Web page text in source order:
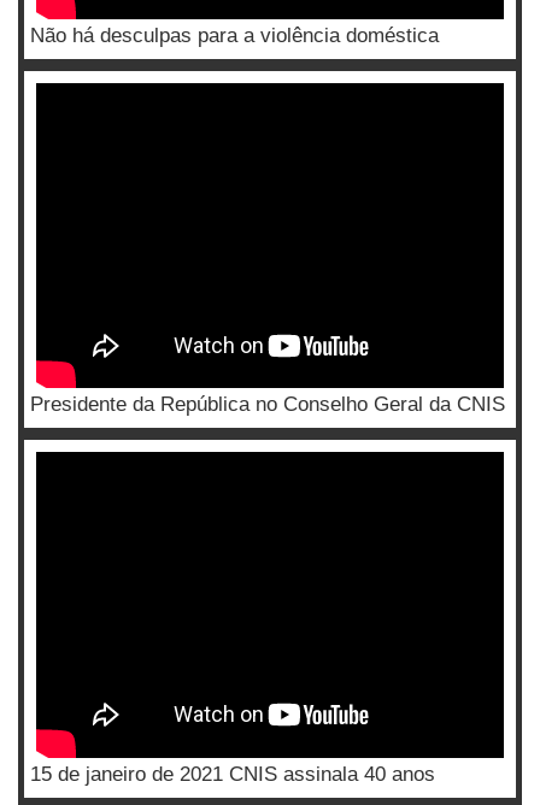
Não há desculpas para a violência doméstica
Presidente da República no Conselho Geral da CNIS
15 de janeiro de 2021 CNIS assinala 40 anos